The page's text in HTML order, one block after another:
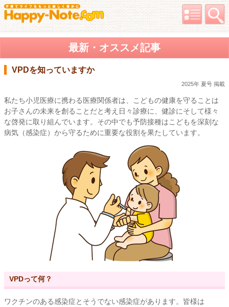
最新・オススメ記事
VPDを知っていますか
2025年 夏号 掲載
私たち小児医療に携わる医療関係者は、こどもの健康を守ることは
お子さんの未来を創ることだと考え日々診療に、健診にそして様々
な啓発に取り組んでいます。その中でも予防接種はこどもを深刻な
病気（感染症）から守るために重要な役割を果たしています。
VPDって何？
ワクチンのある感染症とそうでない感染症があります。皆様は